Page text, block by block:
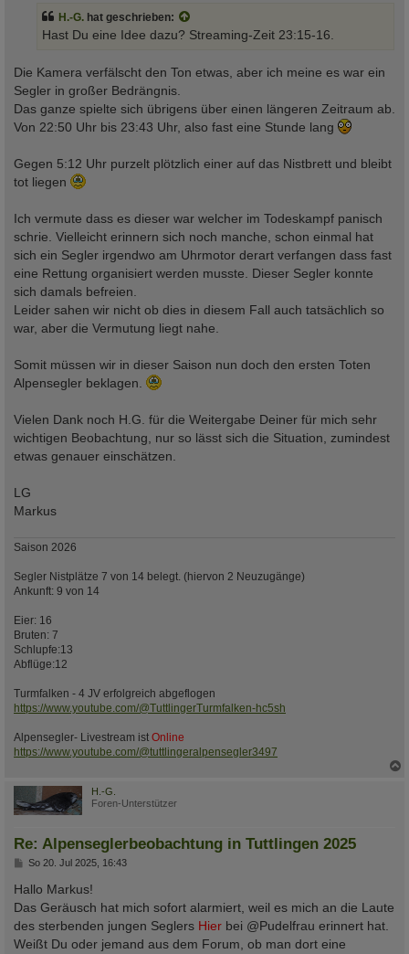
H.-G. hat geschrieben:
Hast Du eine Idee dazu? Streaming-Zeit 23:15-16.
Die Kamera verfälscht den Ton etwas, aber ich meine es war ein
Segler in großer Bedrängnis.
Das ganze spielte sich übrigens über einen längeren Zeitraum ab.
Von 22:50 Uhr bis 23:43 Uhr, also fast eine Stunde lang
Gegen 5:12 Uhr purzelt plötzlich einer auf das Nistbrett und bleibt
tot liegen
Ich vermute dass es dieser war welcher im Todeskampf panisch
schrie. Vielleicht erinnern sich noch manche, schon einmal hat
sich ein Segler irgendwo am Uhrmotor derart verfangen dass fast
eine Rettung organisiert werden musste. Dieser Segler konnte
sich damals befreien.
Leider sahen wir nicht ob dies in diesem Fall auch tatsächlich so
war, aber die Vermutung liegt nahe.
Somit müssen wir in dieser Saison nun doch den ersten Toten
Alpensegler beklagen.
Vielen Dank noch H.G. für die Weitergabe Deiner für mich sehr
wichtigen Beobachtung, nur so lässt sich die Situation, zumindest
etwas genauer einschätzen.
LG
Markus
Saison 2026
Segler Nistplätze 7 von 14 belegt. (hiervon 2 Neuzugänge)
Ankunft: 9 von 14
Eier: 16
Bruten: 7
Schlupfe:13
Abflüge:12
Turmfalken - 4 JV erfolgreich abgeflogen
https://www.youtube.com/@TuttlingerTurmfalken-hc5sh
Alpensegler- Livestream ist Online
https://www.youtube.com/@tuttlingeralpensegler3497
H.-G.
Foren-Unterstützer
Re: Alpenseglerbeobachtung in Tuttlingen 2025
B
i
r
g
So 20. Jul 2025, 16:43
Hallo Markus!
Das Geräusch hat mich sofort alarmiert, weil es mich an die Laute
des sterbenden jungen Seglers Hier bei @Pudelfrau erinnert hat.
Weißt Du oder jemand aus dem Forum, ob man dort eine